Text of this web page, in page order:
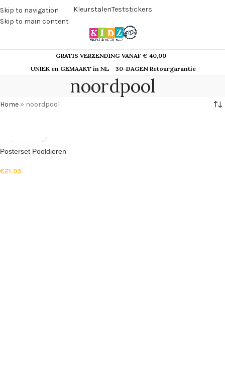
Skip to navigation
Skip to main content
KleurstalenTeststickers
GRATIS VERZENDING VANAF € 40,00
UNIEK en GEMAAKT in NL
30-DAGEN Retourgarantie
noordpool
Home » noordpool
Posterset Pooldieren
€21.95